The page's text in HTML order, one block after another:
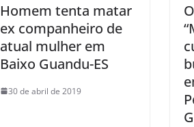
Homem tenta matar
ex companheiro de
atual mulher em
Baixo Guandu-ES
30 de abril de 2019